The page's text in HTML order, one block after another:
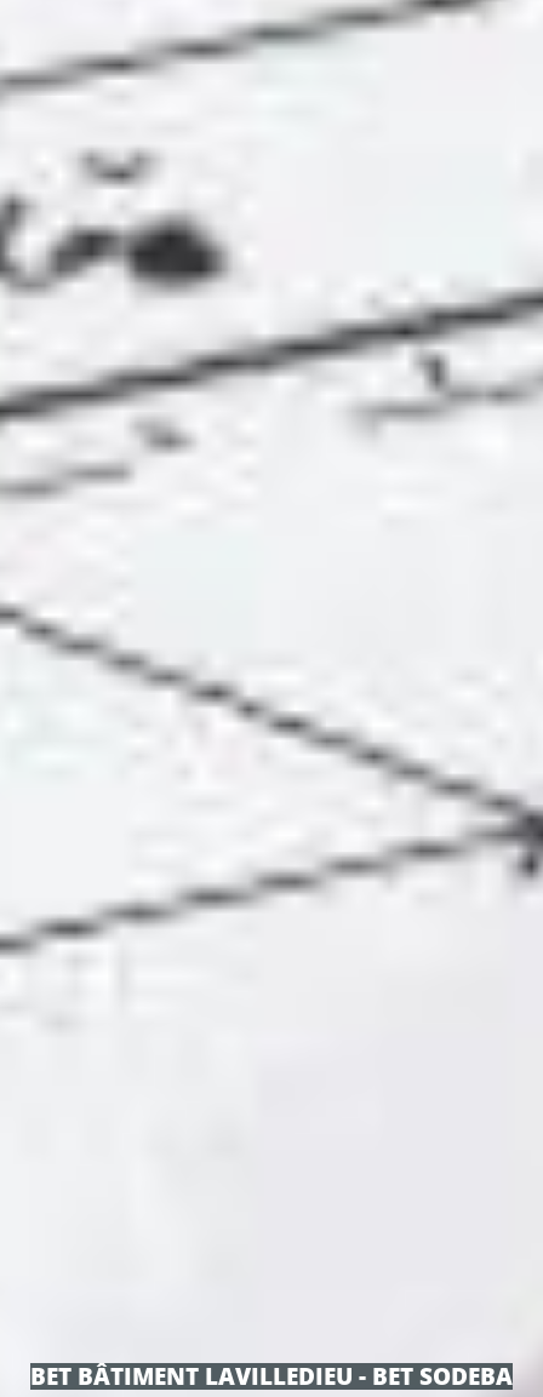
BET BÂTIMENT LAVILLEDIEU - BET SODEBA